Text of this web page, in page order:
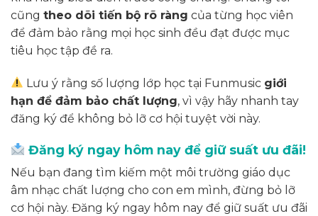
cũng theo dõi tiến bộ rõ ràng của từng học viên
để đảm bảo rằng mọi học sinh đều đạt được mục
tiêu học tập đề ra.
Lưu ý rằng số lượng lớp học tại Funmusic giới
hạn để đảm bảo chất lượng, vì vậy hãy nhanh tay
đăng ký để không bỏ lỡ cơ hội tuyệt vời này.
Đăng ký ngay hôm nay để giữ suất ưu đãi!
Nếu bạn đang tìm kiếm một môi trường giáo dục
âm nhạc chất lượng cho con em mình, đừng bỏ lỡ
cơ hội này. Đăng ký ngay hôm nay để giữ suất ưu đãi